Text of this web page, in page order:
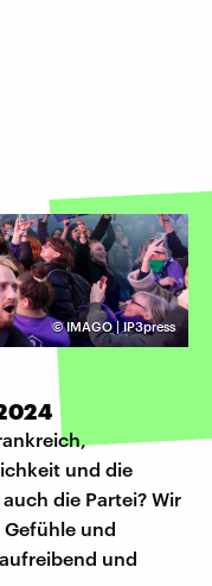
©IMAGO | IP3press
und die
die Partei? Wir
und
und